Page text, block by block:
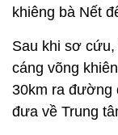
khiêng bà Nết
Sau khi sơ
cáng võng
30km ra đường
đưa về Trung